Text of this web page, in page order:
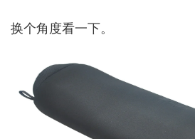
换个角度看一下。